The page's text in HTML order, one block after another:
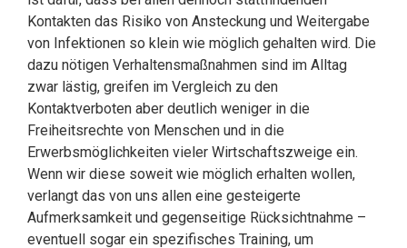
Kontakten das Risiko von Ansteckung und Weitergabe
von Infektionen so klein wie möglich gehalten wird. Die
dazu nötigen Verhaltensmaßnahmen sind im Alltag
zwar lästig, greifen im Vergleich zu den
Kontaktverboten aber deutlich weniger in die
Freiheitsrechte von Menschen und in die
Erwerbsmöglichkeiten vieler Wirtschaftszweige ein.
Wenn wir diese soweit wie möglich erhalten wollen,
verlangt das von uns allen eine gesteigerte
Aufmerksamkeit und gegenseitige Rücksichtnahme –
eventuell sogar ein spezifisches Training, um